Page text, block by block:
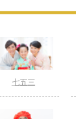
七五三